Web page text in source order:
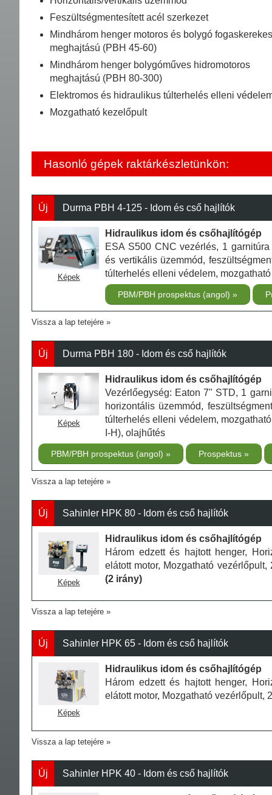
Feszültségmentesített acél szerkezet
Mindhárom henger motoros és bolygó fogaskerekes
meghajtású (PBH 45-60)
Mindhárom henger bolygóműves hidromotoros
meghajtású (PBH 80-300)
Elektromos és hidraulikus túlterhelés elleni
Mozgatható kezelőpult
Hasonló gépek raktárkészletünkön:
Új Durma PBH 4-125 - Idom és cső hajlítók
Képek
Hidraulikus idom és csőhajlítógép
ESA S500 CNC vezérlés, 1
és vertikális üzemmód,
túlterhelés elleni védelem,
PBM/PBH prospektus (angol)
Vissza a lap tetejére
Új Durma PBH 180 - Idom és cső hajlítók
Képek
Hidraulikus idom és csőhajlítógép
Vezérlőegység: Eaton 7" STD, 1
horizontális üzemmód,
túlterhelés elleni védelem,
I-H), olajhűtés
PBM/PBH prospektus (angol) Prospektus
Vissza a lap tetejére
Új Sahinler HPK 80 - Idom és cső hajlítók
Képek
Hidraulikus idom és csőhajlítógép
Három edzett és hajtott henger,
elátott motor, Mozgatható
(2 irány)
Vissza a lap tetejére
Új Sahinler HPK 65 - Idom és cső hajlítók
Képek
Hidraulikus idom és csőhajlítógép
Három edzett és hajtott henger,
elátott motor, Mozgatható
Vissza a lap tetejére
Új Sahinler HPK 40 - Idom és cső hajlítók